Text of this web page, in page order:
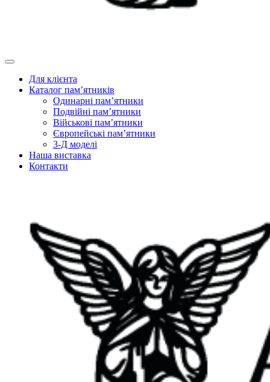
Для клієнта
Каталог пам’ятників
Одинарні пам’ятники
Подвійні пам’ятники
Військові пам’ятники
Європейські пам’ятники
3-Д моделі
Наша виставка
Контакти